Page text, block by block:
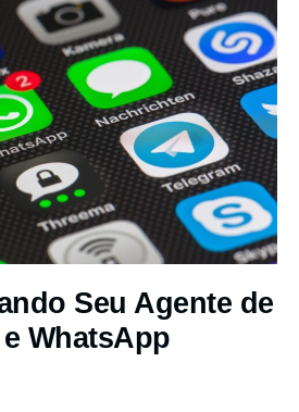
Seu Agente de
WhatsApp